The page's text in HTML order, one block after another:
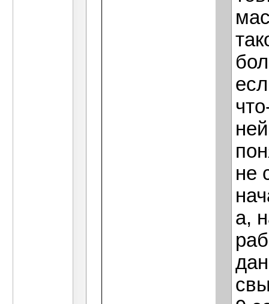
не
а,